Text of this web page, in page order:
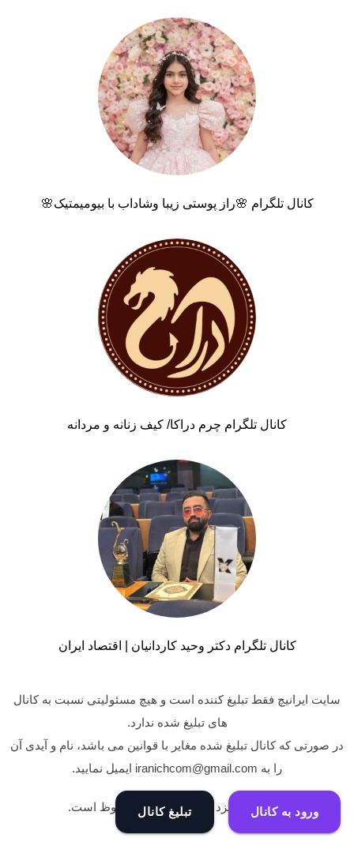
کانال تلگرام 🌸راز پوستی زیبا وشاداب با بیومیمتیک🌸
کانال تلگرام چرم دراکا/ کیف زنانه و مردانه
کانال تلگرام دکتر وحید کاردانیان | اقتصاد ایران
سایت ایرانیچ فقط تبلیغ کننده است و هیچ مسئولیتی نسبت به کانال
های تبلیغ شده ندارد.
در صورتی که کانال تبلیغ شده مغایر با قوانین می باشد، نام و آیدی آن
را به iranichcom@gmail.com ایمیل نمایید.
کلیه حقوق نزد وبسایت ایرانیچ محفوظ است.ورود به کانال تبلیغ کانال